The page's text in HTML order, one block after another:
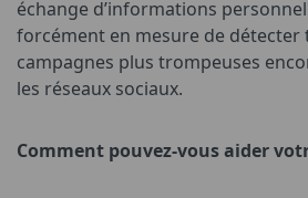
échange d’informations
forcément en mesure de détecter
campagnes plus trompeuses
les réseaux sociaux.
Comment pouvez-vous aider